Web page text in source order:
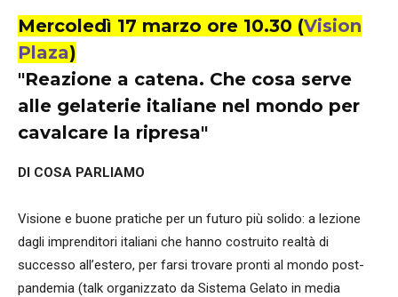
Mercoledì 17 marzo ore 10.30 (Vision
Plaza)
"Reazione a catena. Che cosa serve
alle gelaterie italiane nel mondo per
cavalcare la ripresa"
DI COSA PARLIAMO
Visione e buone pratiche per un futuro più solido: a lezione
dagli imprenditori italiani che hanno costruito realtà di
successo all’estero, per farsi trovare pronti al mondo post-
pandemia (talk organizzato da Sistema Gelato in media